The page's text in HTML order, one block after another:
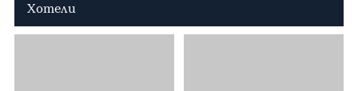
Хотели